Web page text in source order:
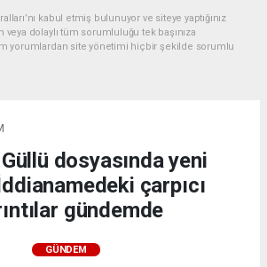
kabul etmiş bulunuyor ve siteye yaptığınız
dolaylı tüm sorumluluğu tek başınıza
yorumlardan site yönetimi hiçbir şekilde sorumlu
Güllü dosyasında yeni
çarpıcı
gündemde
GÜNDEM